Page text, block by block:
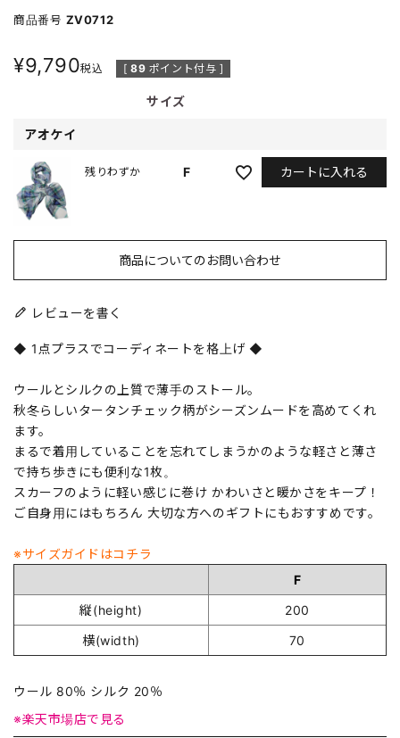
商品番号 ZV0712
¥9,790税込 [ 89 ポイント付与 ]
サイズ
アオケイ
F
残りわずか カートに入れる
商品についてのお問い合わせ
レビューを書く
◆ 1点プラスでコーディネートを格上げ ◆
ウールとシルクの上質で薄手のストール。
秋冬らしいタータンチェック柄がシーズンムードを高めてくれ
ます。
まるで着用していることを忘れてしまうかのような軽さと薄さ
で持ち歩きにも便利な1枚。
スカーフのように軽い感じに巻け かわいさと暖かさをキープ！
ご自身用にはもちろん 大切な方へのギフトにもおすすめです。
※サイズガイドはコチラ
F
縦(height)
200
横(width)
70
ウール 80％ シルク 20％
※楽天市場店で見る